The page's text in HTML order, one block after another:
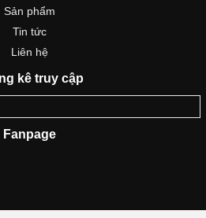
Sản phẩm
Tin tức
Liên hệ
kê truy cập
Fanpage